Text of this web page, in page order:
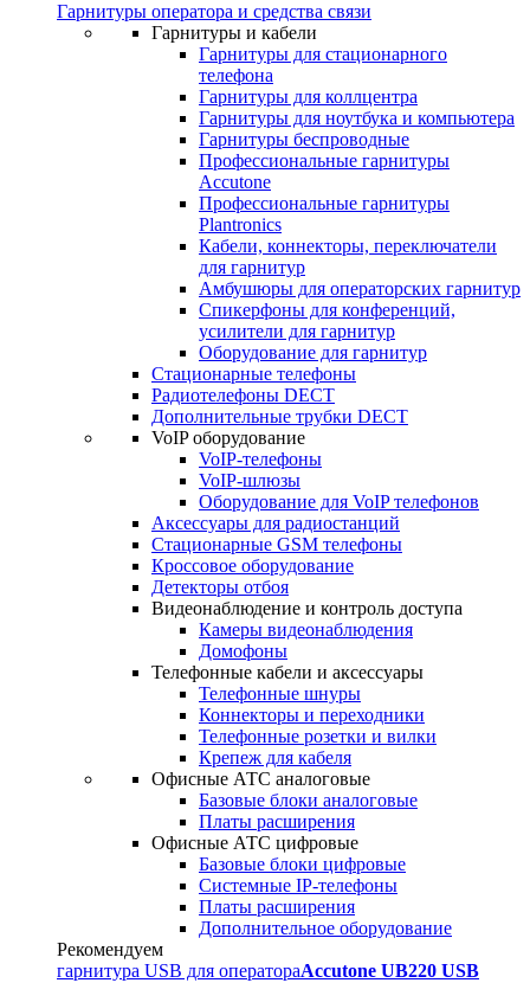
Гарнитуры оператора и средства связи
Гарнитуры и кабели
Гарнитуры для стационарного
телефона
Гарнитуры для коллцентра
Гарнитуры для ноутбука и компьютера
Гарнитуры беспроводные
Профессиональные гарнитуры
Accutone
Профессиональные гарнитуры
Plantronics
Кабели, коннекторы, переключатели
для гарнитур
Амбушюры для операторских гарнитур
Cпикерфоны для конференций,
усилители для гарнитур
Оборудование для гарнитур
Стационарные телефоны
Радиотелефоны DECT
Дополнительные трубки DECT
VoIP оборудование
VoIP-телефоны
VoIP-шлюзы
Оборудование для VoIP телефонов
Аксессуары для радиостанций
Стационарные GSM телефоны
Кроссовое оборудование
Детекторы отбоя
Видеонаблюдение и контроль доступа
Камеры видеонаблюдения
Домофоны
Телефонные кабели и аксессуары
Телефонные шнуры
Коннекторы и переходники
Телефонные розетки и вилки
Крепеж для кабеля
Офисные АТС аналоговые
Базовые блоки аналоговые
Платы расширения
Офисные АТС цифровые
Базовые блоки цифровые
Системные IP-телефоны
Платы расширения
Дополнительное оборудование
Рекомендуем
гарнитура USB для оператораAccutone UB220 USB